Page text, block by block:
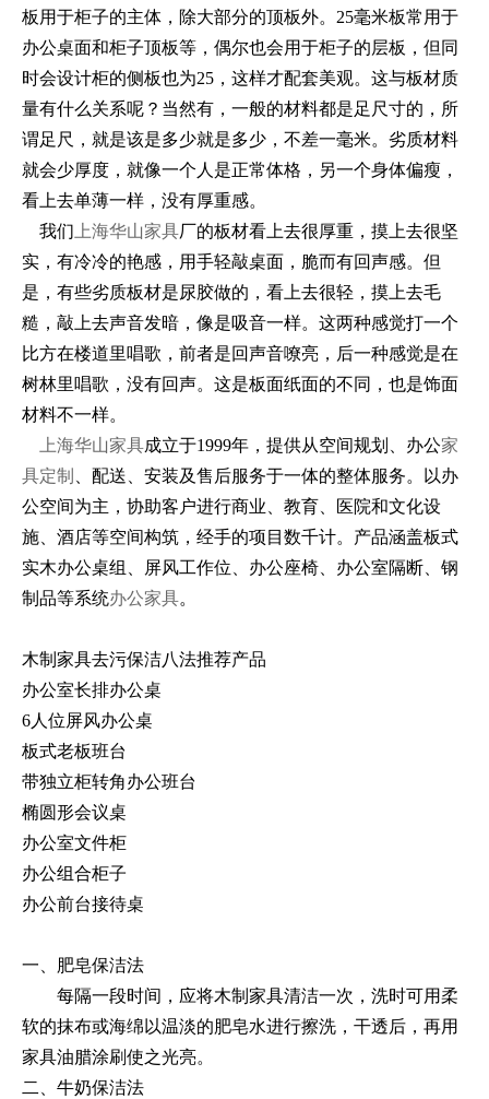
板用于柜子的主体，除大部分的顶板外。25毫米板常用于
办公桌面和柜子顶板等，偶尔也会用于柜子的层板，但同
时会设计柜的侧板也为25，这样才配套美观。这与板材质
量有什么关系呢？当然有，一般的材料都是足尺寸的，所
谓足尺，就是该是多少就是多少，不差一毫米。劣质材料
就会少厚度，就像一个人是正常体格，另一个身体偏瘦，
看上去单薄一样，没有厚重感。
我们 上海华山家具厂的板材看上去很厚重，摸上去很坚
实，有冷冷的艳感，用手轻敲桌面，脆而有回声感。但
是，有些劣质板材是尿胶做的，看上去很轻，摸上去毛
糙，敲上去声音发暗，像是吸音一样。这两种感觉打一个
比方在楼道里唱歌，前者是回声音嘹亮，后一种感觉是在
树林里唱歌，没有回声。这是板面纸面的不同，也是饰面
材料不一样。
上海华山家具成立于1999年，提供从空间规划、办公家
具定制
、配送、安装及售后服务于一体的整体服务。以办
公空间为主，协助客户进行商业、教育、医院和文化设
施、酒店等空间构筑，经手的项目数千计。产品涵盖板式
实木办公桌组、屏风工作位、办公座椅、办公室隔断、钢
制品等系统办公家具。
木制家具去污保洁八法推荐产品
办公室长排办公桌
6人位屏风办公桌
板式老板班台
带独立柜转角办公班台
椭圆形会议桌
办公室文件柜
办公组合柜子
办公前台接待桌
一、肥皂保洁法
每隔一段时间，应将木制家具清洁一次，洗时可用柔
软的抹布或海绵以温淡的肥皂水进行擦洗，干透后，再用
家具油腊涂刷使之光亮。
二、牛奶保洁法